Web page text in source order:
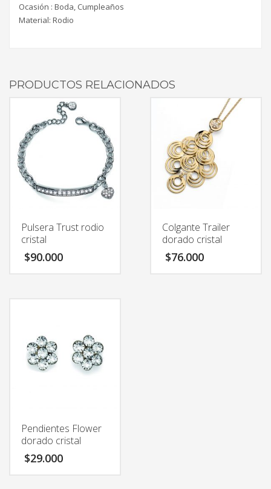
Ocasión : Boda, Cumpleaños
Material: Rodio
PRODUCTOS RELACIONADOS
Pulsera Trust rodio
cristal
$90.000
Colgante Trailer
dorado cristal
$76.000
Pendientes Flower
dorado cristal
$29.000